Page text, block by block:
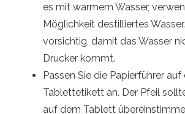
es mit warmem Wasser,
Möglichkeit destilliertes
vorsichtig, damit das Wasser
Drucker kommt.
Passen Sie die Papierführer auf
Tablettetikett an. Der Pfeil
auf dem Tablett